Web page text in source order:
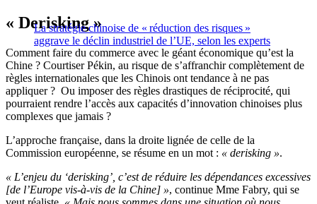
La stratégie chinoise de « réduction des risques »
aggrave le déclin industriel de l’UE, selon les experts
« Derisking »
Comment faire du commerce avec le géant économique qu’est la
Chine ? Courtiser Pékin, au risque de s’affranchir complètement de
règles internationales que les Chinois ont tendance à ne pas
appliquer ? Ou imposer des règles drastiques de réciprocité, qui
pourraient rendre l’accès aux capacités d’innovation chinoises plus
complexes que jamais ?
L’approche française, dans la droite lignée de celle de la
Commission européenne, se résume en un mot : « derisking ».
« L’enjeu du ‘derisking’, c’est de réduire les dépendances excessives
[de l’Europe vis-à-vis de la Chine] », continue Mme Fabry, qui se